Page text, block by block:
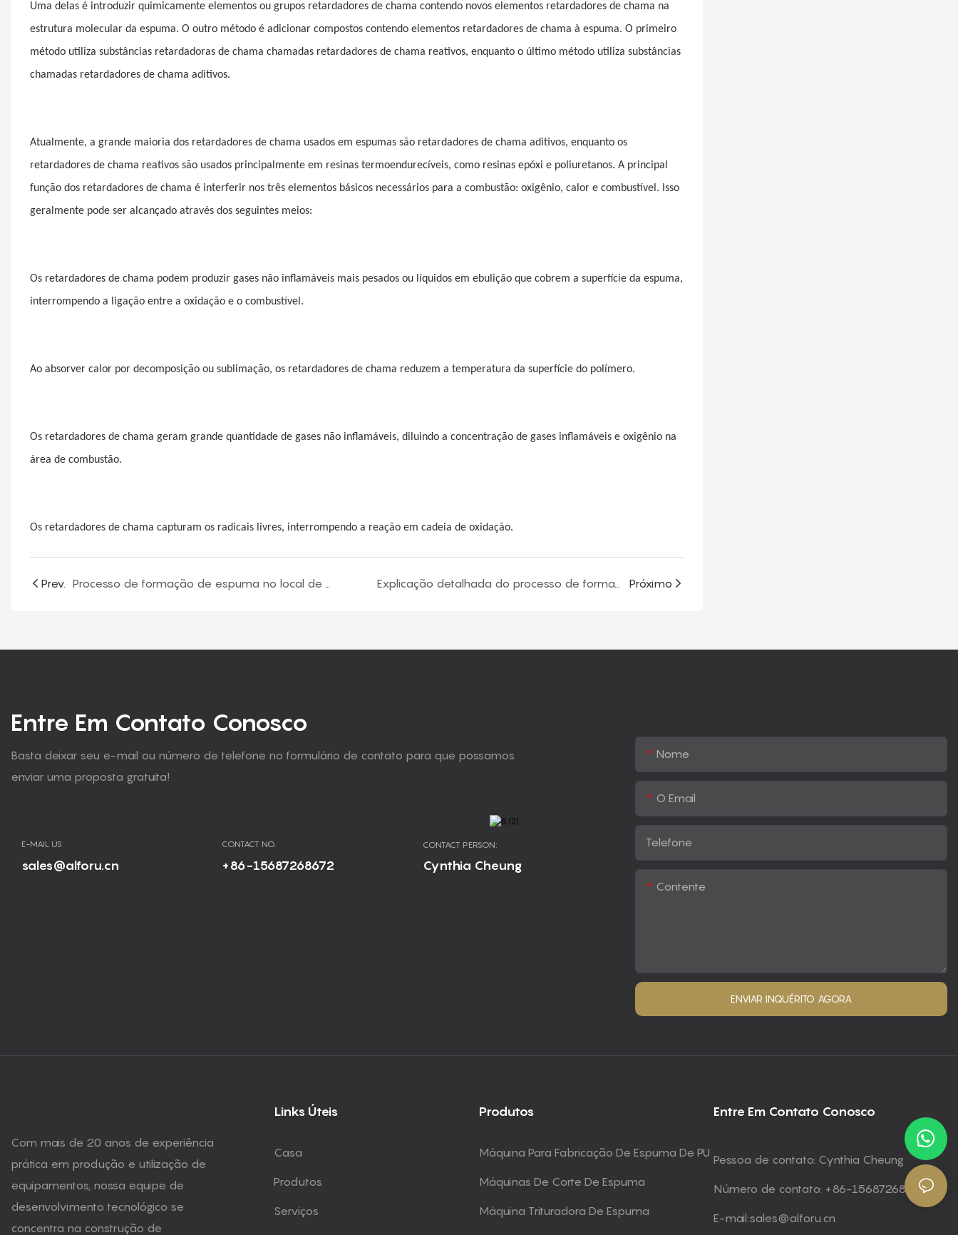
Uma delas é introduzir quimicamente elementos ou grupos retardadores de chama contendo novos elementos retardadores de chama na
estrutura molecular da espuma. O outro método é adicionar compostos contendo elementos retardadores de chama à espuma. O primeiro
método utiliza substâncias retardadoras de chama chamadas retardadores de chama reativos, enquanto o último método utiliza substâncias
chamadas retardadores de chama aditivos.
Atualmente, a grande maioria dos retardadores de chama usados ​​em espumas são retardadores de chama aditivos, enquanto os
retardadores de chama reativos são usados ​​principalmente em resinas termoendurecíveis, como resinas epóxi e poliuretanos. A principal
função dos retardadores de chama é interferir nos três elementos básicos necessários para a combustão: oxigênio, calor e combustível. Isso
geralmente pode ser alcançado através dos seguintes meios:
Os retardadores de chama podem produzir gases não inflamáveis ​​mais pesados ​​ou líquidos em ebulição que cobrem a superfície da espuma,
interrompendo a ligação entre a oxidação e o combustível.
Ao absorver calor por decomposição ou sublimação, os retardadores de chama reduzem a temperatura da superfície do polímero.
Os retardadores de chama geram grande quantidade de gases não inflamáveis, diluindo a concentração de gases inflamáveis ​​e oxigênio na
área de combustão.
Os retardadores de chama capturam os radicais livres, interrompendo a reação em cadeia de oxidação.
Prev. Processo de formação de espuma no local de espuma flexível de PU e método de construção Explicação detalhada do processo de formação de espuma em máquina de espuma em lote Próximo
Entre Em Contato Conosco
Basta deixar seu e-mail ou número de telefone no formulário de contato para que possamos
enviar uma proposta gratuita!
E-MAIL US
sales@alforu.cn
CONTACT NO.
+86-15687268672
CONTACT PERSON:
Cynthia Cheung
Nome
O Email
Telefone
Contente
ENVIAR INQUÉRITO AGORA
Com mais de 20 anos de experiência
prática em produção e utilização de
equipamentos, nossa equipe de
desenvolvimento tecnológico se
concentra na construção de
Links Úteis
Casa
Produtos
Serviços
Produtos
Máquina Para Fabricação De Espuma De PU
Máquinas De Corte De Espuma
Máquina Trituradora De Espuma
Entre Em Contato Conosco
Pessoa de contato: Cynthia Cheung
Número de contato: +86-15687268672
E-mail:sales@alforu.cn